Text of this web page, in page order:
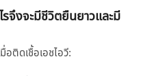
รจึงจะมีชีวิตยืนยาวและมี
อติดเชื้อเอชไอวี: